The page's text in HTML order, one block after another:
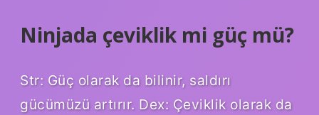
Ninjada çeviklik mi güç mü?
Str: Güç olarak da bilinir, saldırı
gücümüzü artırır. Dex: Çeviklik olarak da